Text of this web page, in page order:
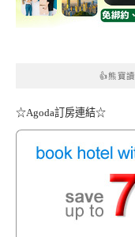
👍熊寶
☆Agoda訂房連結☆